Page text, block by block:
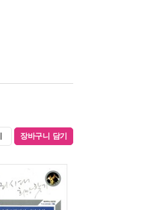
장바구니 담기